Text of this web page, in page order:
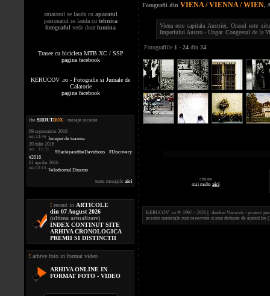
amatorul se lauda cu aparatul
pasionatul se lauda cu tehnica
fotograful vede doarlumina
Trasee cu bicicleta MTB XC / SSP
pagina facebook
KERUCOV .ro - Fotografie si Jurnale de
Calatorie
pagina facebook
the.SHOUTBOX - mesaje recente
09 septembrie 2016
ora 23:46 Inceput de toamna
20 iulie 2016
ora 11:31
#HarleyandtheDavidsons #Discovery
#2016
01 aprilie 2016
ora 02:15 Velodromul Dinamo
toate mesajele aici
! recent in ARTICOLE
din 07 August 2026
(ultima actualizare)
INDEX CONTINUT SITE
ARHIVA CRONOLOGICA
PREMII SI DISTINCTII
! arhive foto in format video
ARHIVA ONLINE IN
FORMAT FOTO - VIDEO
Fotografii din VIENA / VIENNA / WIEN,
Viena este capitala Austriei. Orasul este
Imperiului Austro - Ungar. Congresul de la
Fotografiile 1 - 24 din 24
citeste
mai multe aici
KERUCOV .ro © 1997 - 2026 || Andrei Vocurek - proiect
acestor materiale sunt rezervate si sunt detinute de autorii